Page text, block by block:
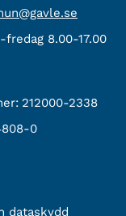
fredag 8.00-17.00
212000-2338
0
dataskydd